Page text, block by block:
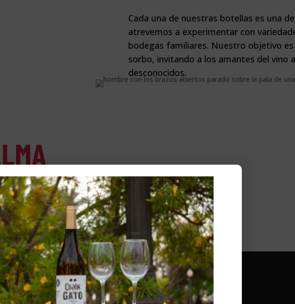
Cada una de nuestras botellas es una
atrevemos a experimentar con
bodegas familiares. Nuestro objetivo
sorbo, invitando a los amantes del vino
desconocidos.
de nuestra empresa. Aquí,
con innovación para crear vinos
bodegas, cada miembro aporta su
vino sea tan único y especial como las